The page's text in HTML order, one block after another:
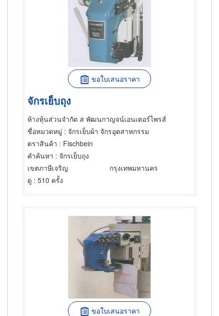
ขอใบเสนอราคา
จักรเย็บถุง
ห้างหุ้นส่วนจำกัด ส พัฒนกาญจน์เอนเตอร์ไพรส์
ชื่อหมวดหมู่ : จักรเย็บผ้า จักรอุตสาหกรรม
ตราสินค้า : Fischbein
คำค้นหา : จักรเย็บถุง
เขตภาษีเจริญ
กรุงเทพมหานคร
ดู : 510 ครั้ง
ขอใบเสนอราคา